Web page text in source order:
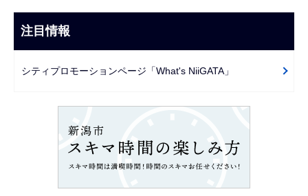
こ
ま
で
ビ
ー
注目情報
シティプロモーションページ「What's NiiGATA」